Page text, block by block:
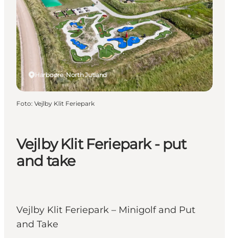
Wat te doen
Accommodaties
Plan je reis
Vejlby Klit Feriepark - put
and take
Vejlby Klit Feriepark – Minigolf and Put
and Take
Harboøre, North Jutland
Foto: Vejlby Klit Feriepark